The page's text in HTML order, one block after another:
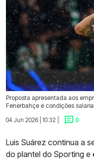
Proposta apresentada aos
Fenerbahçe e condições
04 Jun 2026 | 10:32 |
0
Luis Suárez continua a
do plantel do Sporting e